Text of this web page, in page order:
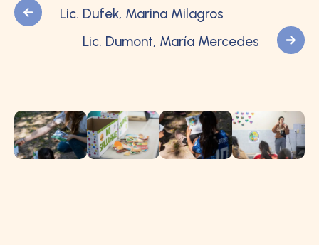
Lic. Dufek, Marina Milagros
Lic. Dumont, María Mercedes